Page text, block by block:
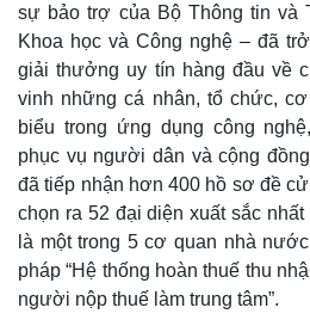
sự bảo trợ của Bộ Thông tin và
Khoa học và Công nghệ – đã
giải thưởng uy tín hàng đầu về
vinh những cá nhân, tổ chức,
biểu trong ứng dụng công
phục vụ người dân và cộng
đã tiếp nhận hơn 400 hồ sơ đề
chọn ra 52 đại diện xuất sắc
là một trong 5 cơ quan nhà
pháp “Hệ thống hoàn thuế thu
người nộp thuế làm trung tâm”.